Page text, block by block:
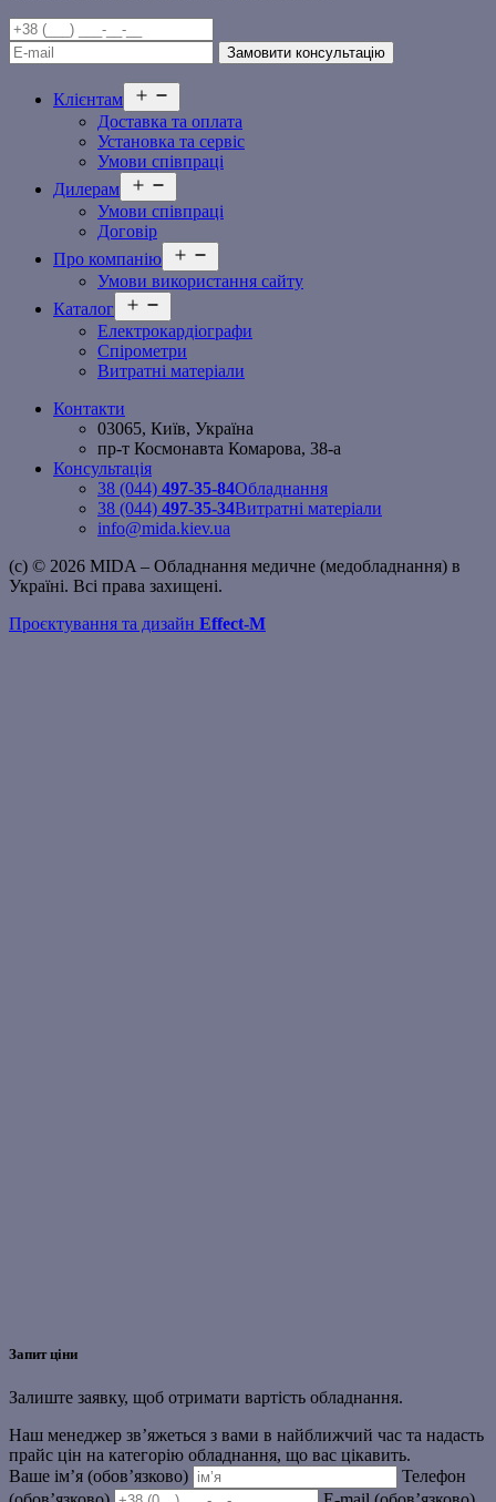
Клієнтам
меню
Доставка та оплата
Установка та сервіс
Умови співпраці
Дилерам
меню
Умови співпраці
Договір
Про компанію
меню
Умови використання сайту
Каталог
меню
Електрокардіографи
Спірометри
Витратні матеріали
Контакти
03065, Київ, Україна
пр-т Космонавта Комарова, 38-а
Консультація
38 (044) 497-35-84Обладнання
38 (044) 497-35-34Витратні матеріали
info@mida.kiev.ua
(c) © 2026 MIDA – Обладнання медичне (медобладнання) в
Україні. Всі права захищені.
Проєктування та дизайн Effect-M
Запит ціни
Залиште заявку, щоб отримати вартість обладнання.
Наш менеджер зв’яжеться з вами в найближчий час та надасть
прайс цін на категорію обладнання, що вас цікавить.
Ваше ім’я (обов’язково)
Телефон